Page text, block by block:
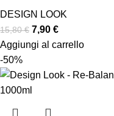
DESIGN LOOK
15,80€ 7,90 €
Aggiungi al carrello
-50%